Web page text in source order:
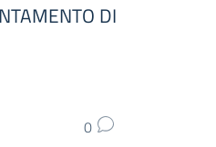
DI
0